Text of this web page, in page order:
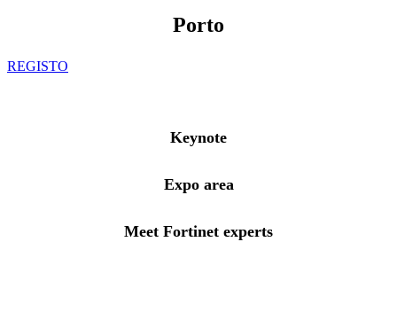
Porto
REGISTO
Keynote
Expo area
Meet Fortinet experts